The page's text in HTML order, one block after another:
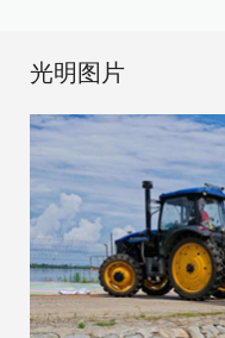
光明图片